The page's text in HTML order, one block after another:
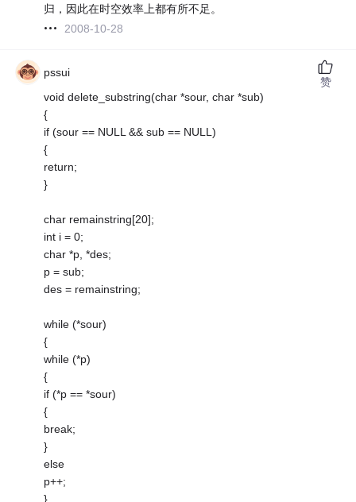
归，因此在时空效率上都有所不足。
2008-10-28
pssui
void delete_substring(char *sour, char *sub)
{
if (sour == NULL && sub == NULL)
{
return;
}
char remainstring[20];
int i = 0;
char *p, *des;
p = sub;
des = remainstring;
while (*sour)
{
while (*p)
{
if (*p == *sour)
{
break;
}
else
p++;
}
赞